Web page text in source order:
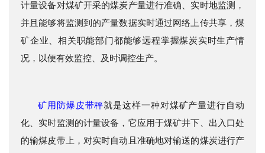
计量设备对煤矿开采的煤炭产量进行准确、实时地监测，
并且能够将监测到的产量数据实时通过网络上传共享，煤
矿企业、相关职能部门都能够远程掌握煤炭实时生产情
况，以便有效监控、及时调控生产。
矿用防爆皮带秤就是这样一种对煤矿产量进行自动
化、实时监测的计量设备，它应用于煤矿井下、出入口处
的输煤皮带上，对实时自动且准确地对输送的煤炭进行产